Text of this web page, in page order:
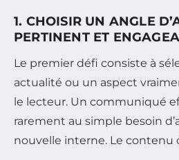
1. CHOISIR UN ANGLE
PERTINENT ET
Le premier défi consiste à
actualité ou un aspect
le lecteur. Un communiqué
rarement au simple besoin
nouvelle interne. Le contenu